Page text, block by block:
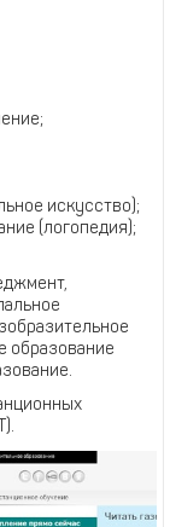
искусство);
(логопедия);
образование